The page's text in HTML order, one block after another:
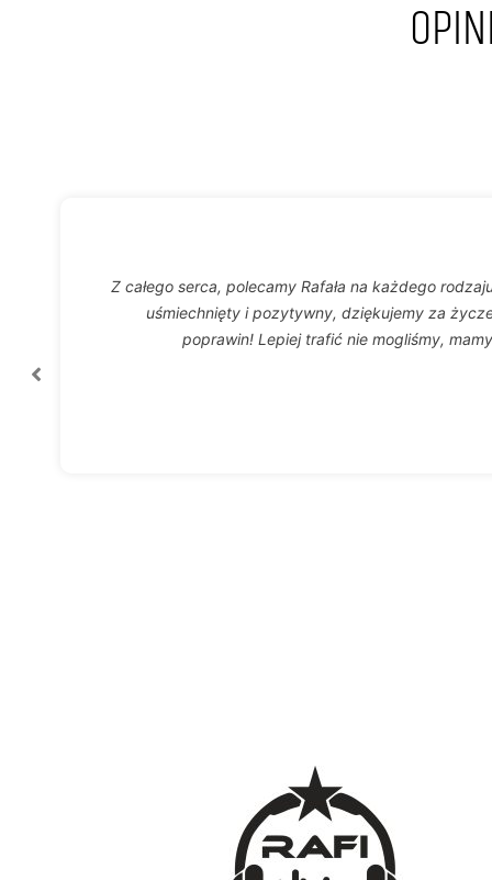
Z całego serca, polecamy Rafała na każdego
uśmiechnięty i pozytywny, dziękujemy za
poprawin! Lepiej trafić nie mogliśmy,